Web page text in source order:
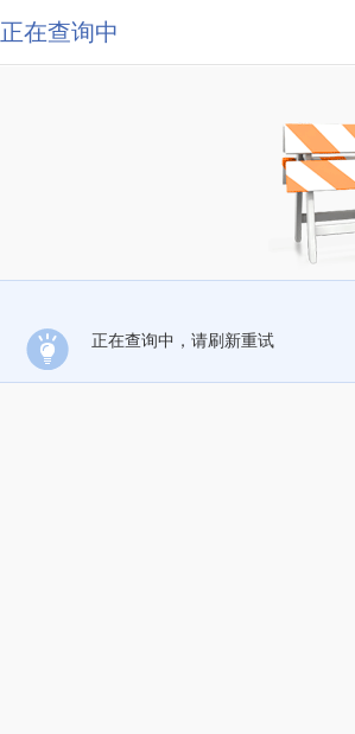
正在查询中
正在查询中，请刷新重试